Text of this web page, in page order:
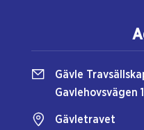
Gävle
Gavlehovsvägen
Gävletravet